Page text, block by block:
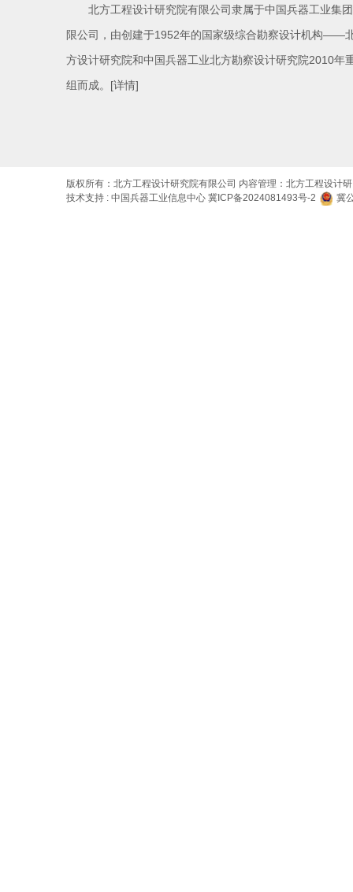
北方工程设计研究院有限公司隶属于中国兵器工业集
限公司，由创建于1952年的国家级综合勘察设计机构——
方设计研究院和中国兵器工业北方勘察设计研究院2010年
组而成。 [详情]
版权所有：北方工程设计研究院有限公司 内容管理：北方工程设计
技术支持 : 中国兵器工业信息中心 冀ICP备2024081493号-2 冀